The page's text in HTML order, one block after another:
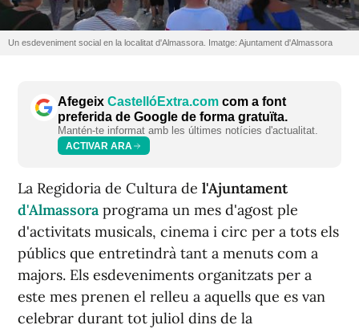
Un esdeveniment social en la localitat d'Almassora. Imatge: Ajuntament d'Almassora
Afegeix CastellóExtra.com com a font
preferida de Google de forma gratuïta.
Mantén-te informat amb les últimes notícies d'actualitat.
ACTIVAR ARA
La Regidoria de Cultura de l'Ajuntament
d'Almassora programa un mes d'agost ple
d'activitats musicals, cinema i circ per a tots els
públics que entretindrà tant a menuts com a
majors. Els esdeveniments organitzats per a
este mes prenen el relleu a aquells que es van
celebrar durant tot juliol dins de la